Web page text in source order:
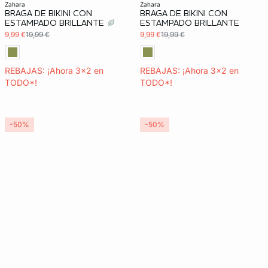
zahara
BRAGA DE BIKINI CON
ESTAMPADO BRILLANTE
9,99 €19,99 €
REBAJAS: ¡Ahora 3x2 en
TODO*!
zahara
BRAGA DE BIKINI CON
ESTAMPADO BRILLANTE
9,99 €19,99 €
REBAJAS: ¡Ahora 3x2 en
TODO*!
-50% -50%